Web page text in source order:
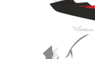
вариаций.